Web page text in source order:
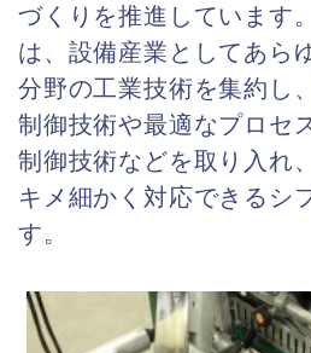
づくりを推進しています
は、設備産業としてあら
分野の工業技術を集約し
制御技術や最適なプロセ
制御技術などを取り入れ
キメ細かく対応できるシ
す。